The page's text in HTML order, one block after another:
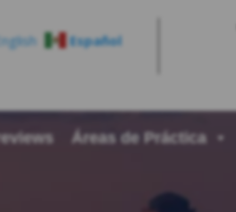
Español
Áreas de Práctica